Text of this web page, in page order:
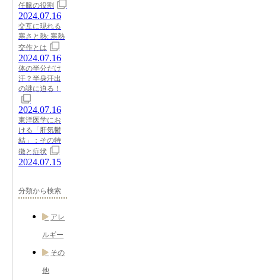
任脈の役割
2024.07.16
交互に現れる
寒さと熱: 寒熱
交作とは
2024.07.16
体の半分だけ
汗？半身汗出
の謎に迫る！
2024.07.16
東洋医学にお
ける「肝気鬱
結」：その特
徴と症状
2024.07.15
分類から検索
アレ
ルギー
その
他